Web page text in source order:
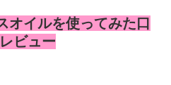
オイルを使ってみた口
ビュー